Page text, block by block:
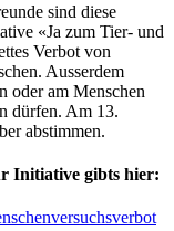
sind diese
«Ja zum Tier- und
Verbot von
Ausserdem
oder am Menschen
dürfen. Am 13.
abstimmen.
Initiative gibts hier: